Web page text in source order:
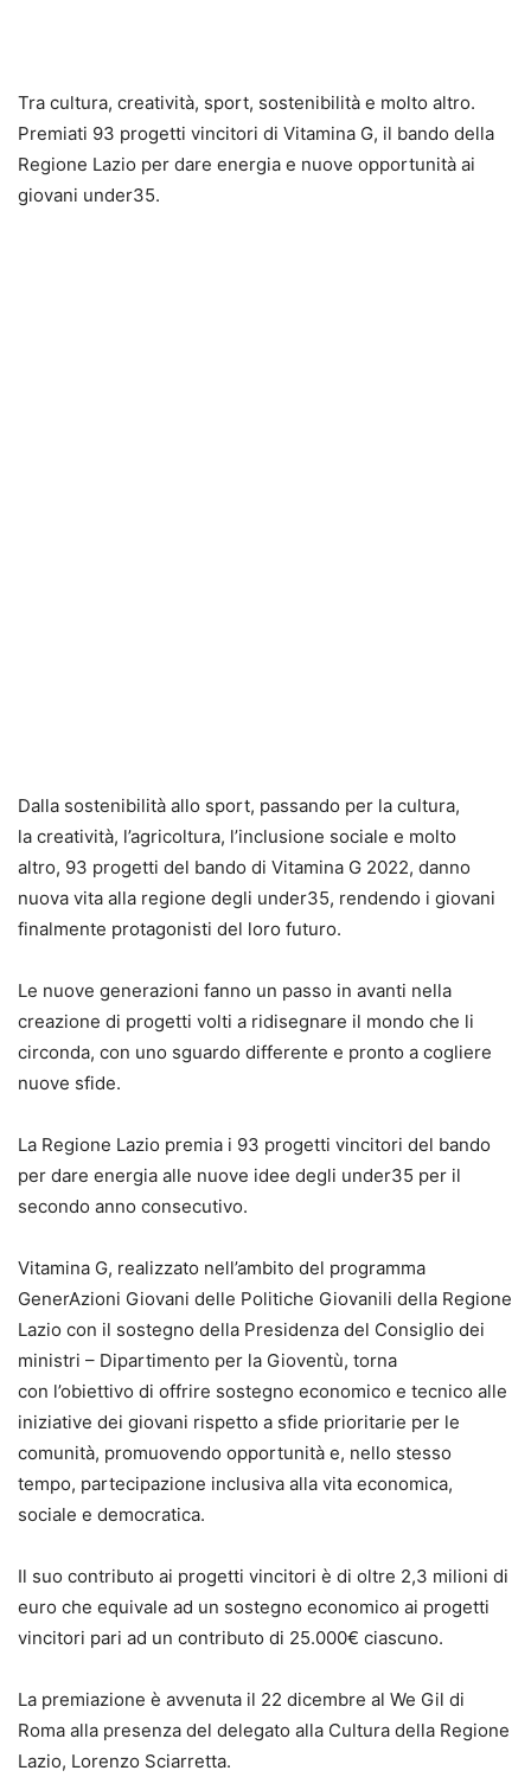
Tra cultura, creatività, sport, sostenibilità e molto altro.
Premiati 93 progetti vincitori di Vitamina G, il bando della
Regione Lazio per dare energia e nuove opportunità ai
giovani under35.
Dalla sostenibilità allo sport, passando per la cultura,
la creatività, l’agricoltura, l’inclusione sociale e molto
altro, 93 progetti del bando di Vitamina G 2022, danno
nuova vita alla regione degli under35, rendendo i giovani
finalmente protagonisti del loro futuro.
Le nuove generazioni fanno un passo in avanti nella
creazione di progetti volti a ridisegnare il mondo che li
circonda, con uno sguardo differente e pronto a cogliere
nuove sfide.
La Regione Lazio premia i 93 progetti vincitori del bando
per dare energia alle nuove idee degli under35 per il
secondo anno consecutivo.
Vitamina G, realizzato nell’ambito del programma
GenerAzioni Giovani delle Politiche Giovanili della Regione
Lazio con il sostegno della Presidenza del Consiglio dei
ministri – Dipartimento per la Gioventù, torna
con l’obiettivo di offrire sostegno economico e tecnico alle
iniziative dei giovani rispetto a sfide prioritarie per le
comunità, promuovendo opportunità e, nello stesso
tempo, partecipazione inclusiva alla vita economica,
sociale e democratica.
Il suo contributo ai progetti vincitori è di oltre 2,3 milioni di
euro che equivale ad un sostegno economico ai progetti
vincitori pari ad un contributo di 25.000€ ciascuno.
La premiazione è avvenuta il 22 dicembre al We Gil di
Roma alla presenza del delegato alla Cultura della Regione
Lazio, Lorenzo Sciarretta.